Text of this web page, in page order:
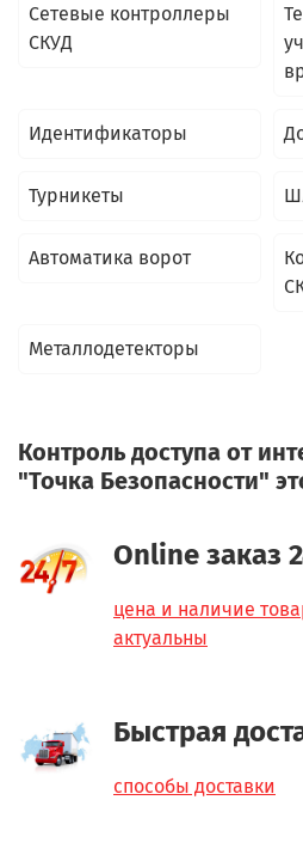
Сетевые контроллеры
СКУД
Идентификаторы
Турникеты
Автоматика ворот
Металлодетекторы
Контроль доступа от
"Точка Безопасности"
Online заказ
цена и наличие
актуальны
Быстрая
способы доставки